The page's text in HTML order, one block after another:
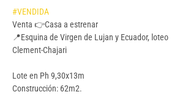
#VENDIDA
Venta 👉Casa a estrenar
📍Esquina de Virgen de Lujan y Ecuador, loteo
Clement-Chajari
Lote en Ph 9,30x13m
Construcción: 62m2.